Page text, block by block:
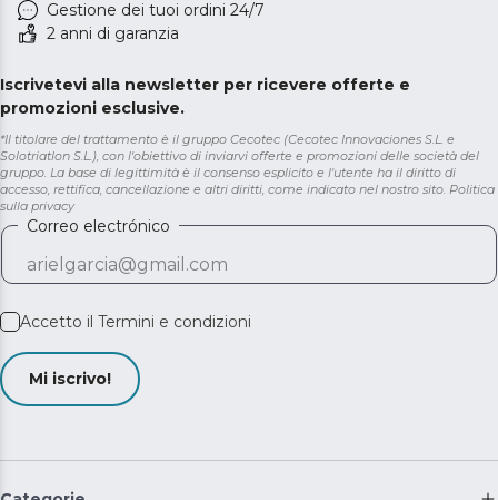
Gestione dei tuoi ordini 24/7
2 anni di garanzia
Iscrivetevi alla newsletter per ricevere offerte e
promozioni esclusive.
*Il titolare del trattamento è il gruppo Cecotec (Cecotec Innovaciones S.L. e
Solotriatlon S.L.), con l'obiettivo di inviarvi offerte e promozioni delle società del
gruppo. La base di legittimità è il consenso esplicito e l'utente ha il diritto di
accesso, rettifica, cancellazione e altri diritti, come indicato nel nostro sito. Politica
sulla privacy
Correo electrónico
Accetto il Termini e condizioni
Mi iscrivo!